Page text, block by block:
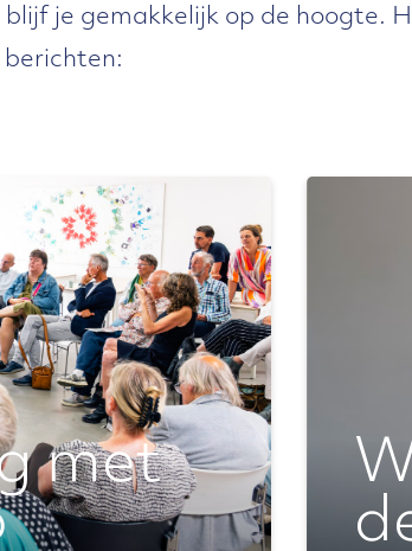
blijf je gemakkelijk op de hoogte.
met